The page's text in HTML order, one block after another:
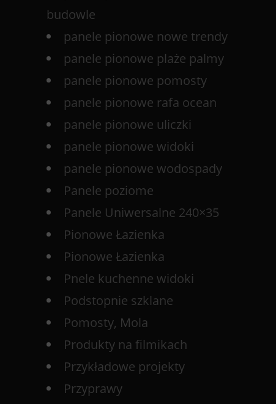
budowle
panele pionowe nowe trendy
panele pionowe plaże palmy
panele pionowe pomosty
panele pionowe rafa ocean
panele pionowe uliczki
panele pionowe widoki
panele pionowe wodospady
Panele poziome
Panele Uniwersalne 240×35
Pionowe Łazienka
Pionowe Łazienka
Pnele kuchenne widoki
Podstopnie szklane
Pomosty, Mola
Produkty na filmikach
Przykładowe projekty
Przyprawy